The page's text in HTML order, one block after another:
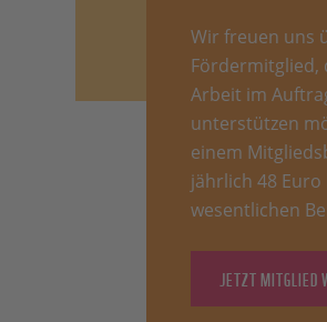
Wir freuen uns
Fördermitglied,
Arbeit im
unterstützen
einem
jährlich 48 Euro
wesentlichen
JETZT MITGLIED